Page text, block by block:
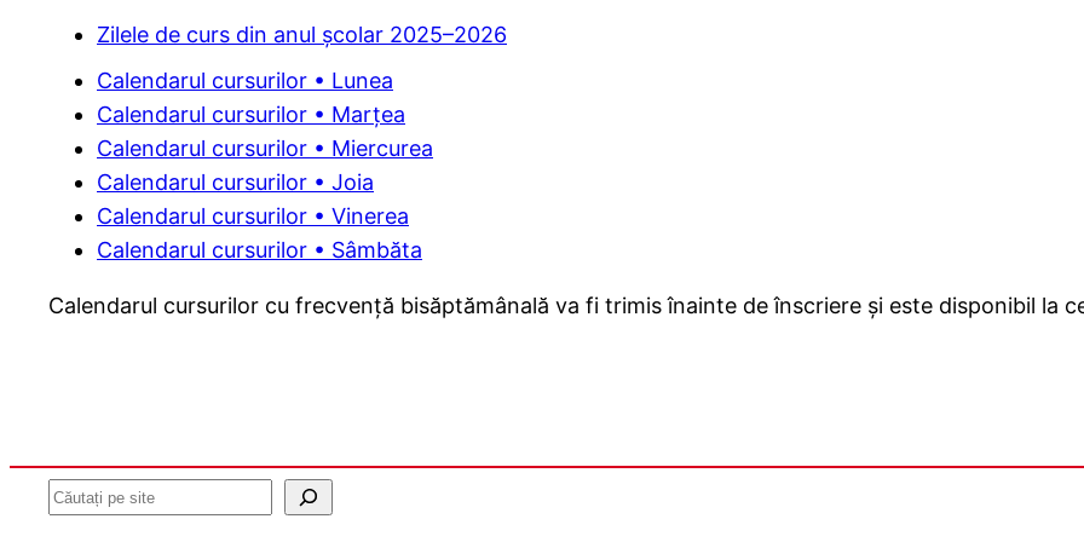
Zilele de curs din anul școlar 2025–2026
Calendarul cursurilor • Lunea
Calendarul cursurilor • Marțea
Calendarul cursurilor • Miercurea
Calendarul cursurilor • Joia
Calendarul cursurilor • Vinerea
Calendarul cursurilor • Sâmbăta
Calendarul cursurilor cu frecvență bisăptămânală va fi trimis înainte de înscriere și este disponibil la
Caută